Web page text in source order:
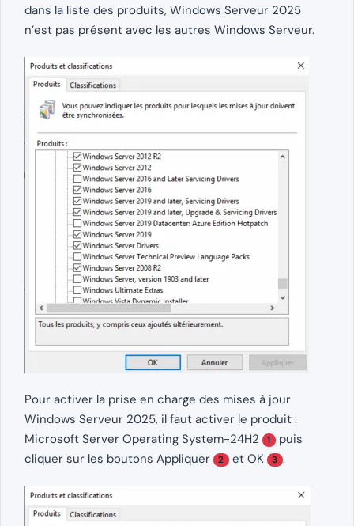
dans la liste des produits, Windows Serveur 2025
n’est pas présent avec les autres Windows Serveur.
Pour activer la prise en charge des mises à jour
Windows Serveur 2025, il faut activer le produit :
Microsoft Server Operating System-24H2
1 puis
cliquer sur les boutons Appliquer
2 et OK 3 .